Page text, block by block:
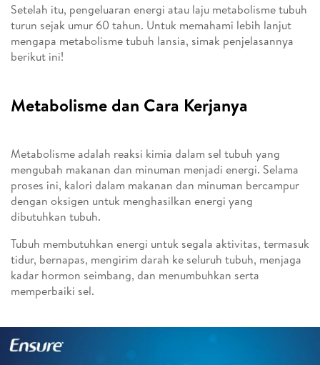
Setelah itu, pengeluaran energi atau laju metabolisme tubuh
turun sejak umur 60 tahun. Untuk memahami lebih lanjut
mengapa metabolisme tubuh lansia, simak penjelasannya
berikut ini!
Metabolisme dan Cara Kerjanya
Metabolisme adalah reaksi kimia dalam sel tubuh yang
mengubah makanan dan minuman menjadi energi. Selama
proses ini, kalori dalam makanan dan minuman bercampur
dengan oksigen untuk menghasilkan energi yang
dibutuhkan tubuh.
Tubuh membutuhkan energi untuk segala aktivitas, termasuk
tidur, bernapas, mengirim darah ke seluruh tubuh, menjaga
kadar hormon seimbang, dan menumbuhkan serta
memperbaiki sel.